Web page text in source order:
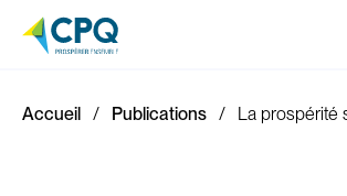
Accueil Publications La prospérité